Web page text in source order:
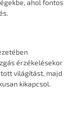
ahol fontos
érzékelésekor
világítást, majd
kikapcsol.